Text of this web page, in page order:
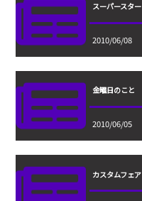
スーパースター
2010/06/08
金曜日のこと
2010/06/05
カスタムフェア